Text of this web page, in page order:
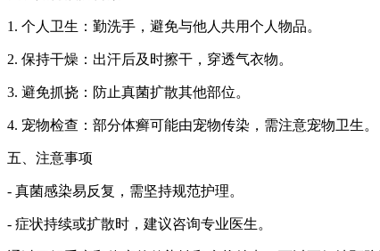
1. 个人卫生：勤洗手，避免与他人共用个人物品。
2. 保持干燥：出汗后及时擦干，穿透气衣物。
3. 避免抓挠：防止真菌扩散其他部位。
4. 宠物检查：部分体癣可能由宠物传染，需注意宠物卫生。
五、注意事项
- 真菌感染易反复，需坚持规范护理。
- 症状持续或扩散时，建议咨询专业医生。